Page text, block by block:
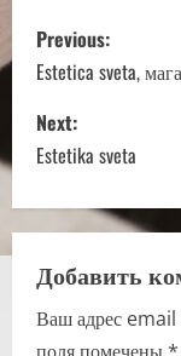
P
o
s
t
n
a
v
Previous:
Estetica sveta,
Next:
Estetika sveta
Добавить
Ваш адрес email